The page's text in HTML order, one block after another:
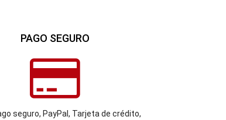
PAGO SEGURO
seguro, PayPal, Tarjeta de crédito,